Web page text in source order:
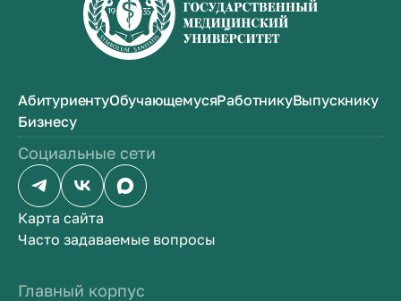
АбитуриентуОбучающемусяРаботникуВыпускнику
Бизнесу
Социальные сети
Карта сайта
Часто задаваемые вопросы
Главный корпус